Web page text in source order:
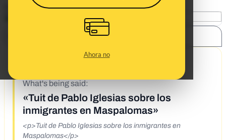
Ahora no
Publicado elSep 7, 2020, 12:05:48 PM
What's being said:
«Tuit de Pablo Iglesias sobre los
inmigrantes en Maspalomas»
<p>Tuit de Pablo Iglesias sobre los inmigrantes en
Maspalomas</p>